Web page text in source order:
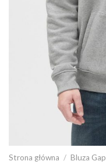
Strona główna / Bluza Gap